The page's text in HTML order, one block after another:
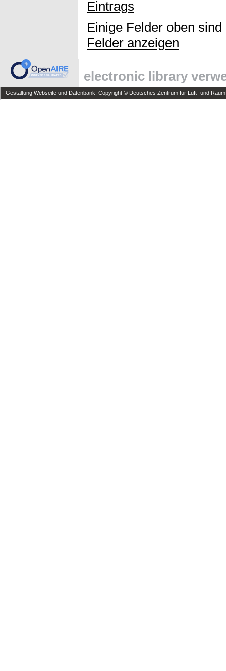
Eintrags
Einige Felder oben
Felder anzeigen
electronic library
Gestaltung Webseite und Datenbank: Copyright © Deutsches Zentrum für Luft- und